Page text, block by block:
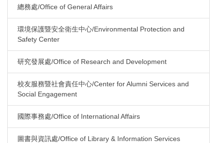
總務處/Office of General Affairs
環境保護暨安全衛生中心/Environmental Protection and
Safety Center
研究發展處/Office of Research and Development
校友服務暨社會責任中心/Center for Alumni Services and
Social Engagement
國際事務處/Office of International Affairs
圖書與資訊處/Office of Library & Information Services